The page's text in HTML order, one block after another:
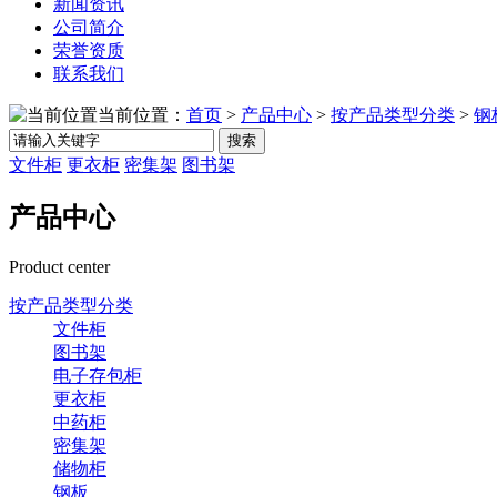
公司简介
荣誉资质
联系我们
当前位置： 首页 > 产品中心 > 按产品类型分类 > 钢
搜索
文件柜 更衣柜 密集架 图书架
产品中心
Product center
按产品类型分类
文件柜
图书架
电子存包柜
更衣柜
中药柜
密集架
储物柜
钢板